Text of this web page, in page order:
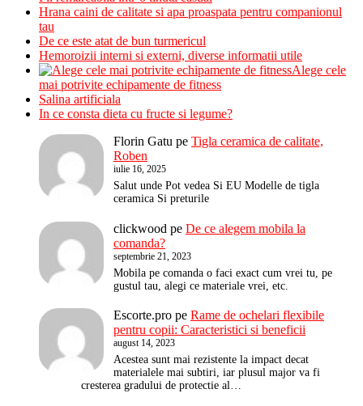
Hrana caini de calitate si apa proaspata pentru companionul
tau
De ce este atat de bun turmericul
Hemoroizii interni si externi, diverse informatii utile
Alege cele
mai potrivite echipamente de fitness
Salina artificiala
In ce consta dieta cu fructe si legume?
Florin Gatu pe Tigla ceramica de calitate,
Roben
iulie 16, 2025
Salut unde Pot vedea Si EU Modelle de tigla
ceramica Si preturile
clickwood pe De ce alegem mobila la
comanda?
septembrie 21, 2023
Mobila pe comanda o faci exact cum vrei tu, pe
gustul tau, alegi ce materiale vrei, etc.
Escorte.pro pe Rame de ochelari flexibile
pentru copii: Caracteristici si beneficii
august 14, 2023
Acestea sunt mai rezistente la impact decat
materialele mai subtiri, iar plusul major va fi
cresterea gradului de protectie al…